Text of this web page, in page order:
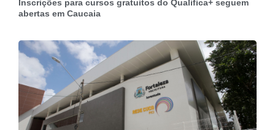
Inscrições para cursos gratuitos do Qualifica+ seguem
abertas em Caucaia